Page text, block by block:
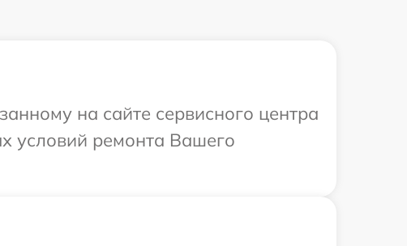
на сайте сервисного центра
условий ремонта Вашего